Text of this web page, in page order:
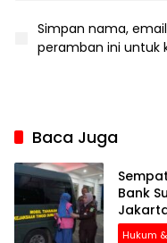
Simpan nama,
peramban ini untuk
Baca Juga
Bank
Hukum